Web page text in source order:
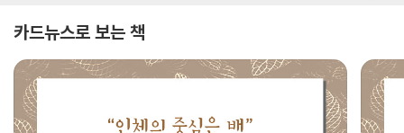
카드뉴스로 보는 책